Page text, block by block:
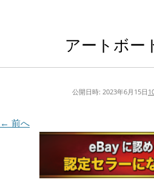
アートボー
公開日時: 2023年6月15日
← 前へ